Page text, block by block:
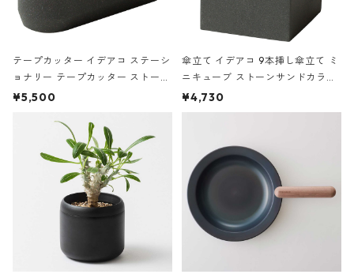
テープカッター イデアコ ステーシ
ョナリー テープカッター ストーン
サンドカラー 石調 ideaco Station
¥5,500
傘立て イデアコ 9本挿し傘立て ミ
ニキューブ ストーンサンドカラー
石調 ideaco Umbrella Stand CUB
E ストーンサンドブラック
¥4,730